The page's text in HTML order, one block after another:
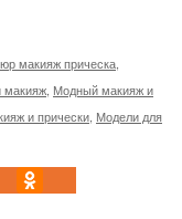
макияж прическа
макияж Модный макияж и
и прически Модели для